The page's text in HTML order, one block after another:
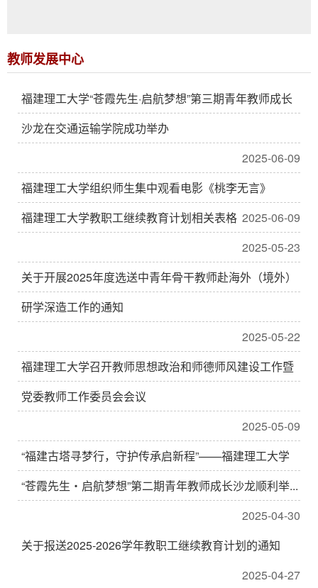
教师发展中心
福建理工大学“苍霞先生·启航梦想”第三期青年教师成长
沙龙在交通运输学院成功举办
2025-06-09
福建理工大学组织师生集中观看电影《桃李无言》
2025-06-09
福建理工大学教职工继续教育计划相关表格
2025-05-23
关于开展2025年度选送中青年骨干教师赴海外（境外）
研学深造工作的通知
2025-05-22
福建理工大学召开教师思想政治和师德师风建设工作暨
党委教师工作委员会会议
2025-05-09
“福建古塔寻梦行，守护传承启新程”——福建理工大学
“苍霞先生・启航梦想”第二期青年教师成长沙龙顺利举...
2025-04-30
关于报送2025-2026学年教职工继续教育计划的通知
2025-04-27